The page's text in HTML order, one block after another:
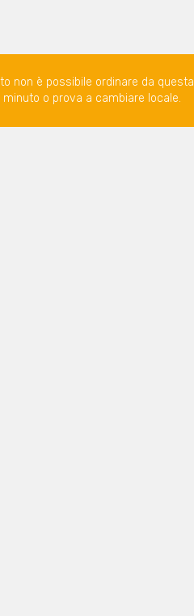
non è possibile ordinare da questa
o prova a cambiare locale.